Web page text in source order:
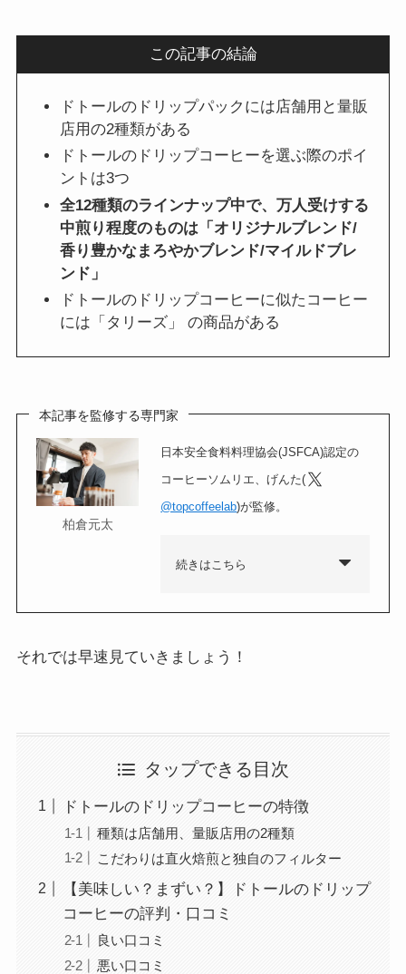
この記事の結論
ドトールのドリップパックには店舗用と量販
店用の2種類がある
ドトールのドリップコーヒーを選ぶ際のポイ
ントは3つ
全12種類のラインナップ中で、万人受けする
中煎り程度のものは「オリジナルブレンド/
香り豊かなまろやかブレンド/マイルドブレ
ンド」
ドトールのドリップコーヒーに似たコーヒー
には「タリーズ」 の商品がある
本記事を監修する専門家
柏倉元太
日本安全食料料理協会(JSFCA)認定の
コーヒーソムリエ、げんた(
@topcoffeelab)が監修。
続きはこちら
それでは早速見ていきましょう！
タップできる目次
ドトールのドリップコーヒーの特徴
種類は店舗用、量販店用の2種類
こだわりは直火焙煎と独自のフィルター
【美味しい？まずい？】ドトールのドリップ
コーヒーの評判・口コミ
良い口コミ
悪い口コミ